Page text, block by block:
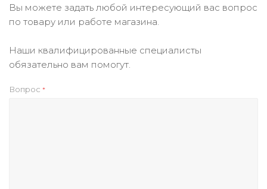
Вы можете задать любой интересующий вас вопрос
по товару или работе магазина.
Наши квалифицированные специалисты
обязательно вам помогут.
Вопрос *